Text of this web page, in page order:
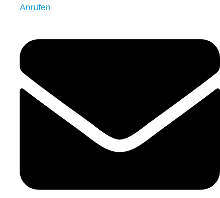
Anrufen